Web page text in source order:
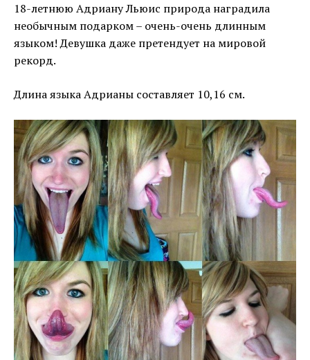
18-летнюю Адриану Льюис природа наградила
необычным подарком – очень-очень длинным
языком! Девушка даже претендует на мировой
рекорд.
Длина языка Адрианы составляет 10,16 см.